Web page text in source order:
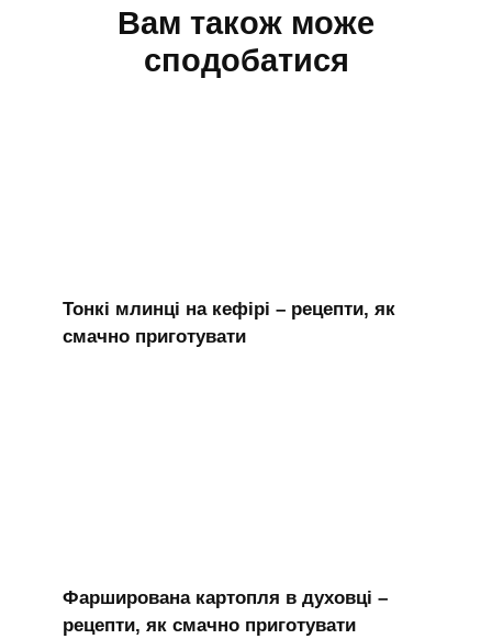
Вам також може
сподобатися
Тонкі млинці на кефірі – рецепти, як
смачно приготувати
Фарширована картопля в духовці –
рецепти, як смачно приготувати